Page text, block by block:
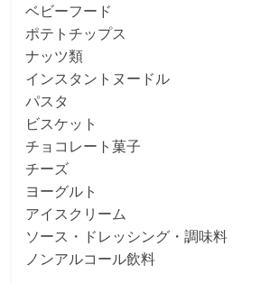
ベビーフード
ポテトチップス
ナッツ類
インスタントヌードル
パスタ
ビスケット
チョコレート菓子
チーズ
ヨーグルト
アイスクリーム
ソース・ドレッシング・調味料
ノンアルコール飲料